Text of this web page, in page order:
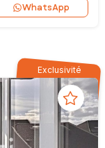
WhatsApp
Exclusivité